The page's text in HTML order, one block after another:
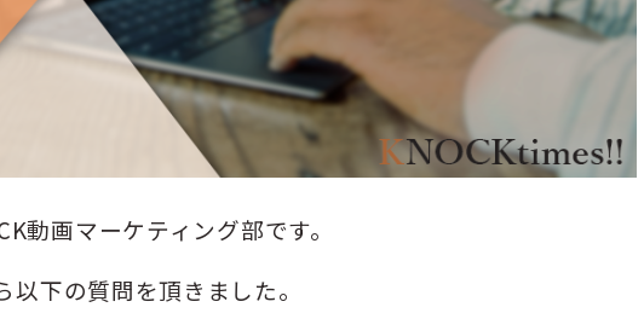
動画マーケティング部です。
下の質問を頂きました。